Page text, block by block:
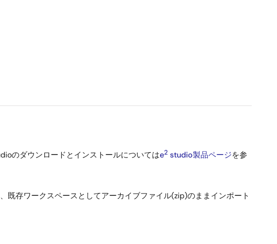
のダウンロードとインストールについてはe2 studio製品ページを参
存ワークスペースとしてアーカイブファイル(zip)のままインポート